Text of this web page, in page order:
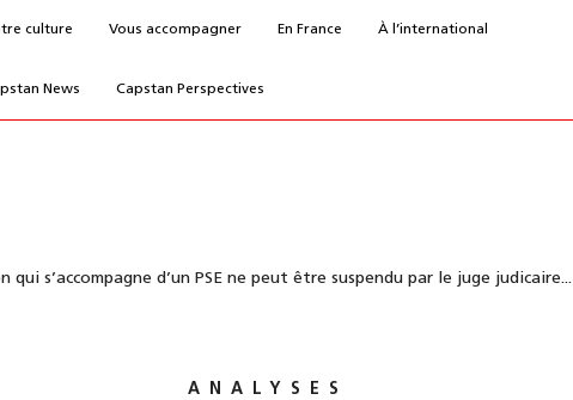
culture Vous accompagner En France À l’international
News Capstan Perspectives
s’accompagne d’un PSE ne peut être suspendu par le juge judicaire...
ANALYSES